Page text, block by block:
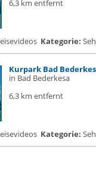
6,3 km entfernt
Kategorie:
Kurpark Bad
in Bad Bederkesa
6,3 km entfernt
Kategorie: